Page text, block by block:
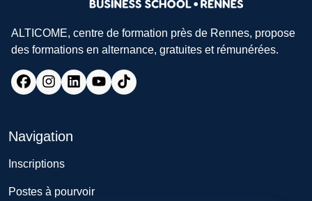
ALTICOME, centre de formation près de Rennes, propose
des formations en alternance, gratuites et rémunérées.
Navigation
Inscriptions
Postes à pourvoir